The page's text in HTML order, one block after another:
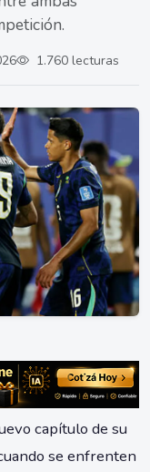
1.760 lecturas
capítulo de su
se enfrenten